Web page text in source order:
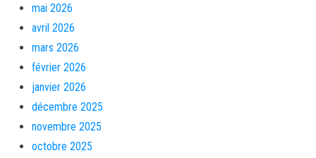
mai 2026
avril 2026
mars 2026
février 2026
janvier 2026
décembre 2025
novembre 2025
octobre 2025